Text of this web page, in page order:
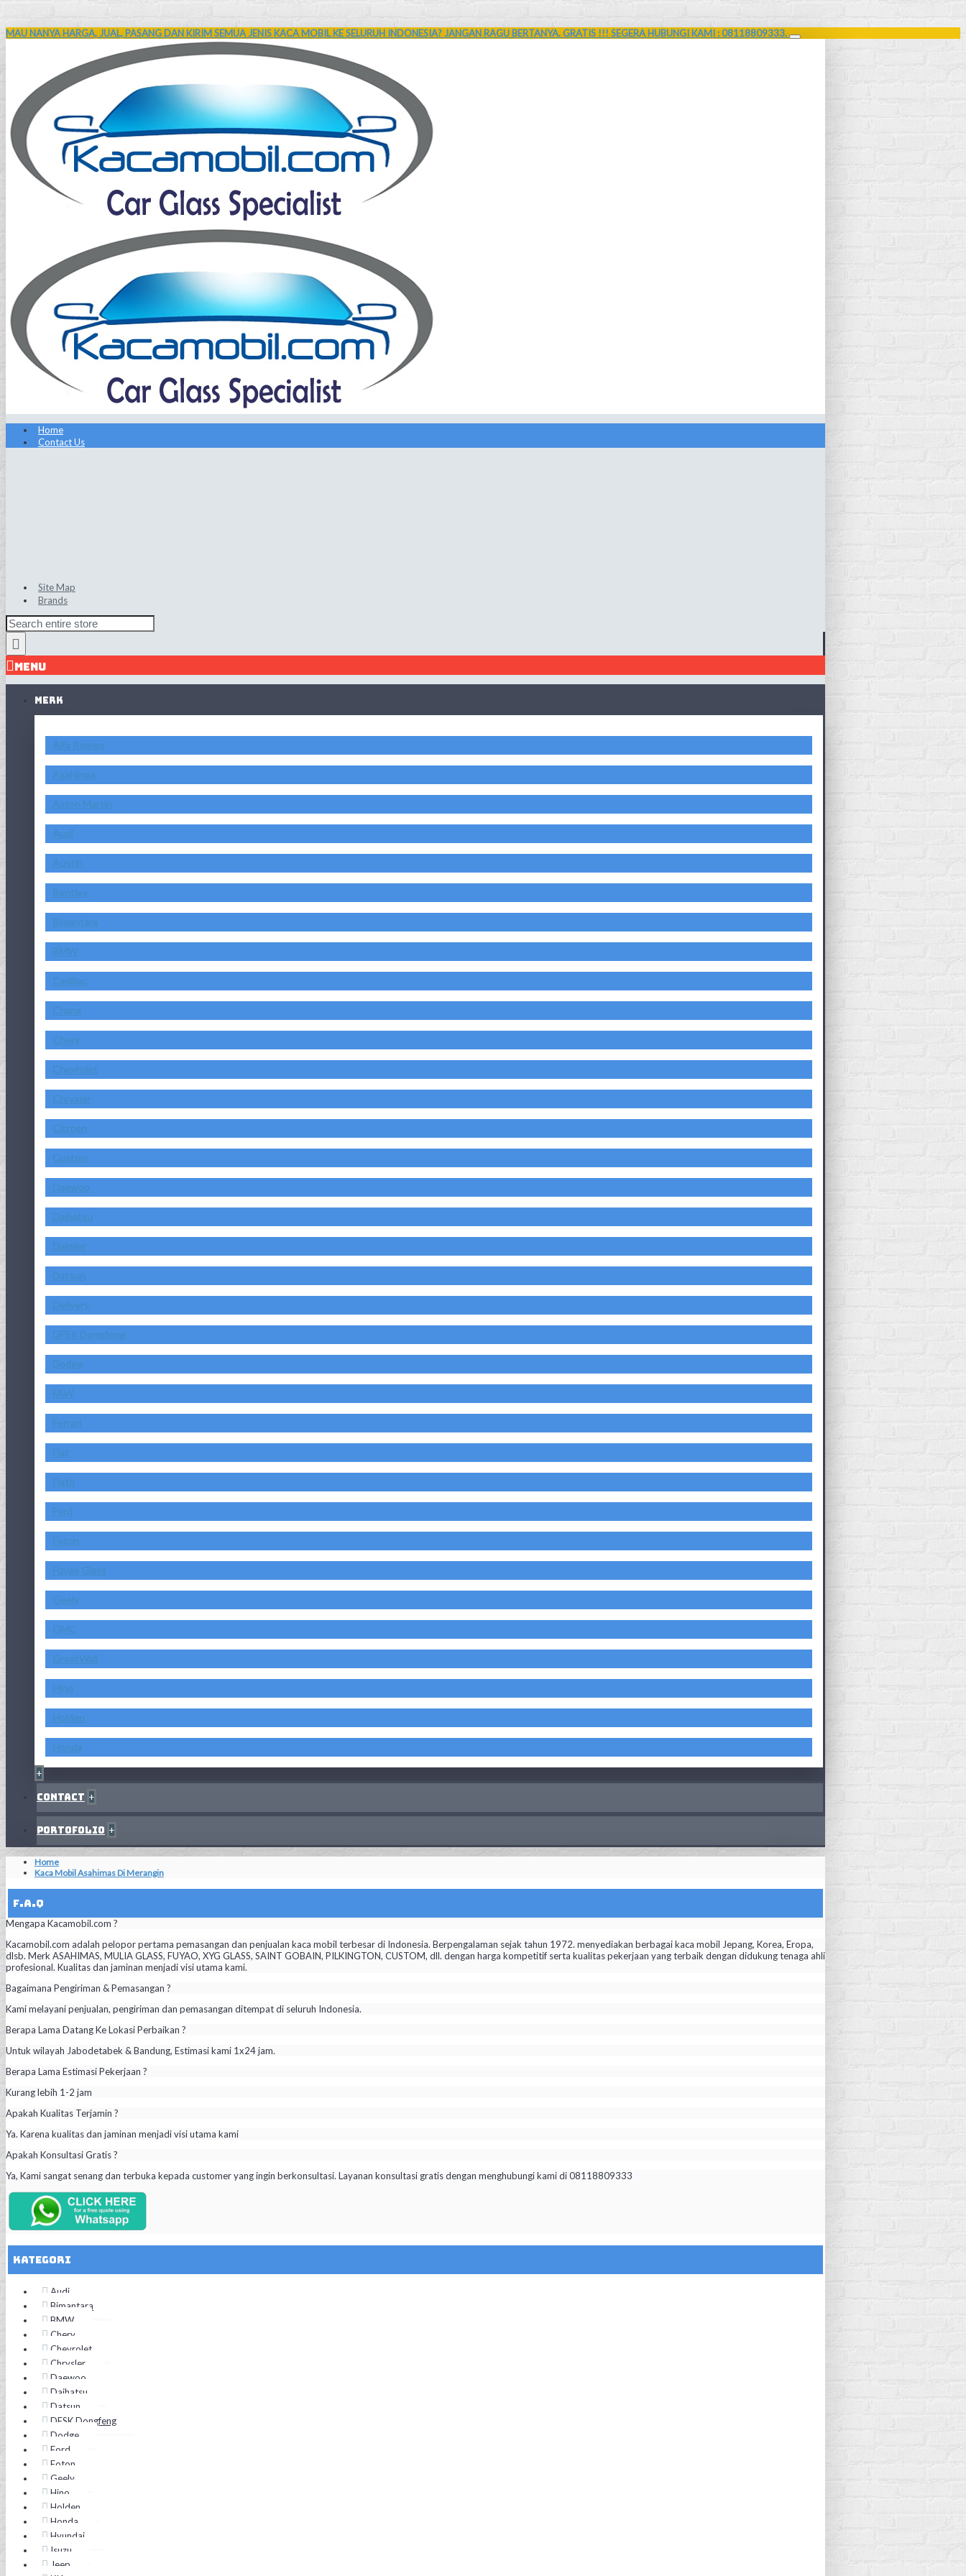
MAU NANYA HARGA, JUAL, PASANG DAN KIRIM SEMUA JENIS KACA MOBIL KE SELURUH INDONESIA? JANGAN RAGU BERTANYA. GRATIS !!! SEGERA HUBUNGI KAMI : 08118809333.
Home
Contact Us
Site Map
Brands
MENU
MERK
Alfa Romeo
Asahimas
Aston Martin
Audi
Austin
Bentley
Bimantara
BMW
Cadillac
Chana
Chery
Chevrolet
Chrysler
Citroen
Custom
Daewoo
Daihatsu
Daimler
Datsun
Delivery
DFSK Dongfeng
Dodge
FAW
Ferrari
Fiat
Fiath
Ford
Foton
Fuyao Glass
Geely
GMC
GreatWall
Hino
Holden
Honda
+
Contact +
Portofolio +
Home
Kaca Mobil Asahimas Di Merangin
F.A.Q
Mengapa Kacamobil.com ?
Kacamobil.com adalah pelopor pertama pemasangan dan penjualan kaca mobil terbesar di Indonesia. Berpengalaman sejak tahun 1972. menyediakan berbagai kaca mobil Jepang, Korea, Eropa,
dlsb. Merk ASAHIMAS, MULIA GLASS, FUYAO, XYG GLASS, SAINT GOBAIN, PILKINGTON, CUSTOM, dll. dengan harga kompetitif serta kualitas pekerjaan yang terbaik dengan didukung tenaga ahli
profesional. Kualitas dan jaminan menjadi visi utama kami.
Bagaimana Pengiriman & Pemasangan ?
Kami melayani penjualan, pengiriman dan pemasangan ditempat di seluruh Indonesia.
Berapa Lama Datang Ke Lokasi Perbaikan ?
Untuk wilayah Jabodetabek & Bandung, Estimasi kami 1x24 jam.
Berapa Lama Estimasi Pekerjaan ?
Kurang lebih 1-2 jam
Apakah Kualitas Terjamin ?
Ya. Karena kualitas dan jaminan menjadi visi utama kami
Apakah Konsultasi Gratis ?
Ya, Kami sangat senang dan terbuka kepada customer yang ingin berkonsultasi. Layanan konsultasi gratis dengan menghubungi kami di 08118809333
Kategori
Audi
Bimantara
BMW
Chery
Chevrolet
Chrysler
Daewoo
Daihatsu
Datsun
DFSK Dongfeng
Dodge
Ford
Foton
Geely
Hino
Holden
Honda
Hyundai
Isuzu
Jeep